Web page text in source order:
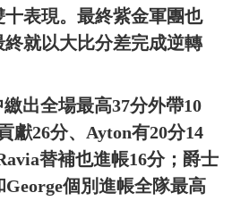
十表現。最終紫金軍團也
就以大比分差完成逆轉
出全場最高37分外帶10
獻26分、Ayton有20分14
替補也進帳16分；爵士
個別進帳全隊最高